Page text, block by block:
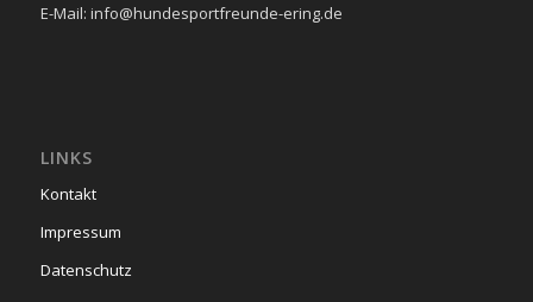
E-Mail: info@hundesportfreunde-ering.de
LINKS
Kontakt
Impressum
Datenschutz